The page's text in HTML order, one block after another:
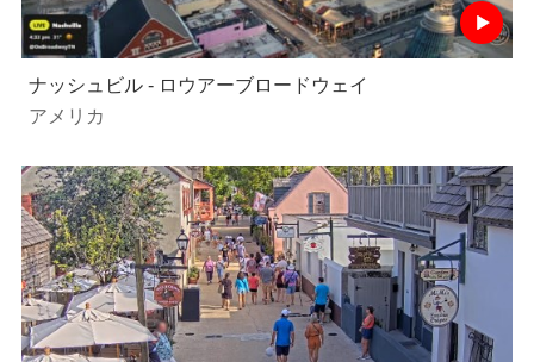
ナッシュビル - ロウアーブロードウェイ
アメリカ